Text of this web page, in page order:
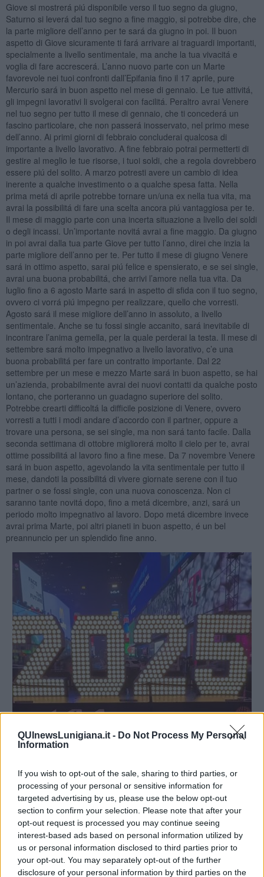
QUInewsLunigiana.it - Do Not Process My Personal
Information
If you wish to opt-out of the sale, sharing to third parties, or
processing of your personal or sensitive information for
targeted advertising by us, please use the below opt-out
section to confirm your selection. Please note that after your
opt-out request is processed you may continue seeing
interest-based ads based on personal information utilized by
us or personal information disclosed to third parties prior to
your opt-out. You may separately opt-out of the further
disclosure of your personal information by third parties on the
Giove si mostrerá piú disponibile verso il tuo segno da giugno,
Saturno si leverá dal tuo segno a fine maggio, si potrebbe dire, che
la parte migliore dell’anno per te sará da giugno in poi. Il buon
aspetto di Giove sicuramente ti fará arrivare ai traguardi importanti,
specialmente a livello sentimentale, ma anche la tua vivacitá e
voglia di fare accrescerá. L’anno nuovo parte con un Marte
favorevole nei tuoi confronti dall’Epifania fino il 17 aprile, pure
Mercurio sará in buon aspetto nel mese di gennaio. Le tue attivitá,
gli impegni lavorativi li svolgerai con facilitá. Peraltro avrai Venere
nel tuo segno per tutto il mese di gennaio, che ti concederá un
fascino particolare, che non passerá inosservato, nel primo mese
dell’anno. Ai primi giorni di febbraio concluderai qualcosa di
importante a livello lavorativo. A fine febbraio potrai permetterti di
gestire al meglio le tue risorse, i tuoi soldi, che a regola dovrebbero
essere piú del solito. A marzo potresti avere un cambio di idea
inerente a qualche investimento o a qualche spesa fatta. Nella
prima metá di aprile potrebbe tornare un/una ex nella tua vita, ma
avrai la possibilitá di fare una scelta ancora piú vantaggiosa per te.
Il mese di maggio parte con una incerta situazione a livello dei soldi
o degli incassi. Un’importante novitá avrai a fine maggio. Da giugno
in poi avrai dalla tua parte Giove per tutto l’anno, direi che inzia la
parte migliore dell’anno per te. Per tutto il mese di giugno Venere
sará in ottimo aspetto, sarai piú felice e spensierato, e se sei single,
avrai una buona probabilitá, che arrivi l’amore nella tua vita. Da
luglio fino a 6 agosto Marte sará in aspetto di sfida con il tuo segno,
ovvero ci vorrá piú impegno per realizzare, quello che vorresti.
Agosto sará il mese migliore dell’anno in assoluto, a livello
sentimentale. Anche se tu fossi single accanito, sará inevitabile di
incontrare l’anima gemella, per la quale perderai la testa. Il mese di
settembre sará molto impegnativo a livello lavorativo, c’e una
buona probabilitá per fare un contratto importante. Dal 22
settembre per un mese e mezzo Marte sará in buon aspetto, se hai
un’azienda, probabilmente avrai dei nuovi contatti da qualche posto
lontano, che porteranno un guadagno superiore del solito.
Potrebbe crearti difficoltá la difficile posizione di Venere, ovvero
vorresti a tutti i modi andare d’accordo con il partner, oppure a
trovare una persona, se sei single, ma non sará tanto facile. Dalla
seconda settimana di ottobre migliorerá molto il cielo per te, avrai
ottime possibilitá al lavoro fino a fine mese. Da 7 novembre Venere
sará in buon aspetto, agevolando la vita sentimentale per tutto il
mese, dandoti la possibilitá di vivere giornate serene con il tuo
partner o se fossi single, con una nuova conoscenza. Non ci
saranno tante novitá dopo, fino a metá dicembre, anzi, sará un
periodo molto impegnativo al lavoro. Dopo metá dicembre invece
avrai prima Marte, poi altri pianeti in buon aspetto, é un bel
preannuncio per un splendido fine anno.
Dall’8° al 5° posto, in ordine della classifica:
8. VERGINE
L’anno 2025 sará un’anno molto migliore rispetto a quelli passati.
Nettuno, che é in aspetto difficile ai nativi dopo metá settembre, a
marzo si leverá dalla posizione poco piacevole. Saturno si sposterá
dall’opposizione con il tuo segno finalmente il 25 maggio, Giove
lascerá la quadratura con il tuo segno il 9 giugno, entrando nel